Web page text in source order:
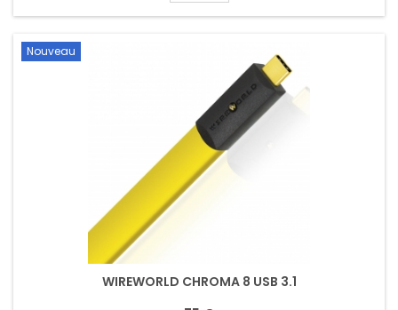
Nouveau
WIREWORLD CHROMA 8 USB 3.1